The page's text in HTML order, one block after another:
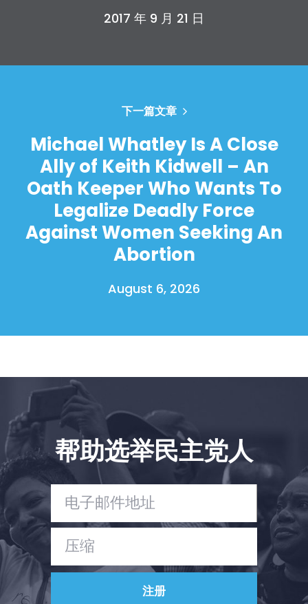
Shop
与我们合作
您的派对
行动
Vote
捐赠
2017 年 9 月 21 日
下一篇文章
Michael Whatley Is A Close
Ally of Keith Kidwell – An
Oath Keeper Who Wants To
Legalize Deadly Force
Against Women Seeking An
Abortion
August 6, 2026
帮助选举民主党人